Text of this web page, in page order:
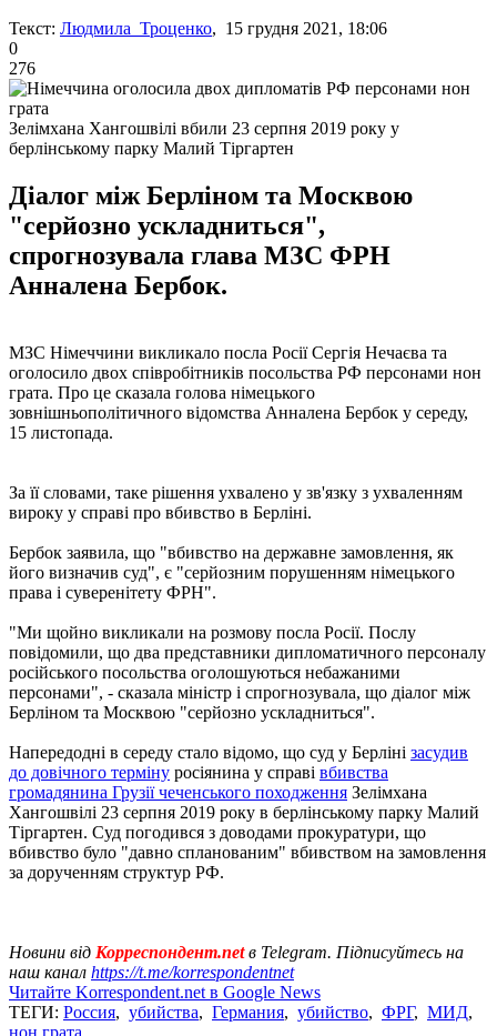
Текст: Людмила Троценко, 15 грудня 2021, 18:06
0
276
Зелімхана Хангошвілі вбили 23 серпня 2019 року у
берлінському парку Малий Тіргартен
Діалог між Берліном та Москвою
"серйозно ускладниться",
спрогнозувала глава МЗС ФРН
Анналена Бербок.
МЗС Німеччини викликало посла Росії Сергія Нечаєва та
оголосило двох співробітників посольства РФ персонами нон
грата. Про це сказала голова німецького
зовнішньополітичного відомства Анналена Бербок у середу,
15 листопада.
За її словами, таке рішення ухвалено у зв'язку з ухваленням
вироку у справі про вбивство в Берліні.
Бербок заявила, що "вбивство на державне замовлення, як
його визначив суд", є "серйозним порушенням німецького
права і суверенітету ФРН".
"Ми щойно викликали на розмову посла Росії. Послу
повідомили, що два представники дипломатичного персоналу
російського посольства оголошуються небажаними
персонами", - сказала міністр і спрогнозувала, що діалог між
Берліном та Москвою "серйозно ускладниться".
Напередодні в середу стало відомо, що суд у Берліні засудив
до довічного терміну росіянина у справі вбивства
громадянина Грузії чеченського походження Зелімхана
Хангошвілі 23 серпня 2019 року в берлінському парку Малий
Тіргартен. Суд погодився з доводами прокуратури, що
вбивство було "давно спланованим" вбивством на замовлення
за дорученням структур РФ.
Новини від Корреспондент.netв Telegram. Підписуйтесь на
наш канал https://t.me/korrespondentnet
Читайте Korrespondent.net в Google News
ТЕГИ: Россия, убийства, Германия, убийство, ФРГ, МИД,
нон грата